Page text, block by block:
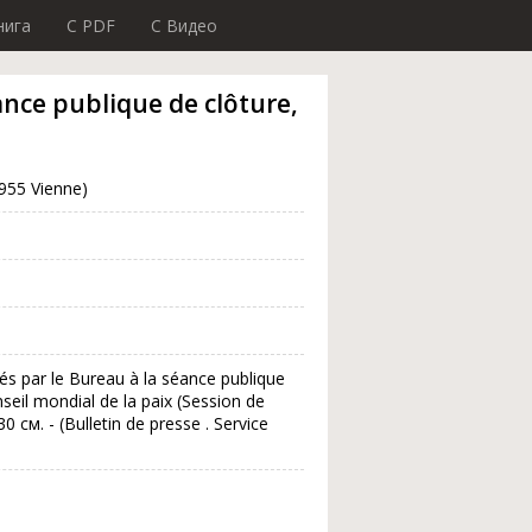
C PDF C Видео
publique de clôture,
Vienne)
par le Bureau à la séance publique
mondial de la paix (Session de
см. - (Bulletin de presse . Service